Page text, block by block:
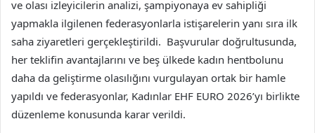
ve olası izleyicilerin analizi, şampiyonaya ev sahipliği
yapmakla ilgilenen federasyonlarla istişarelerin yanı sıra ilk
saha ziyaretleri gerçekleştirildi. Başvurular doğrultusunda,
her teklifin avantajlarını ve beş ülkede kadın hentbolunu
daha da geliştirme olasılığını vurgulayan ortak bir hamle
yapıldı ve federasyonlar, Kadınlar EHF EURO 2026’yı birlikte
düzenleme konusunda karar verildi.